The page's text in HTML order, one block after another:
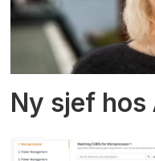
Ny sjef hos